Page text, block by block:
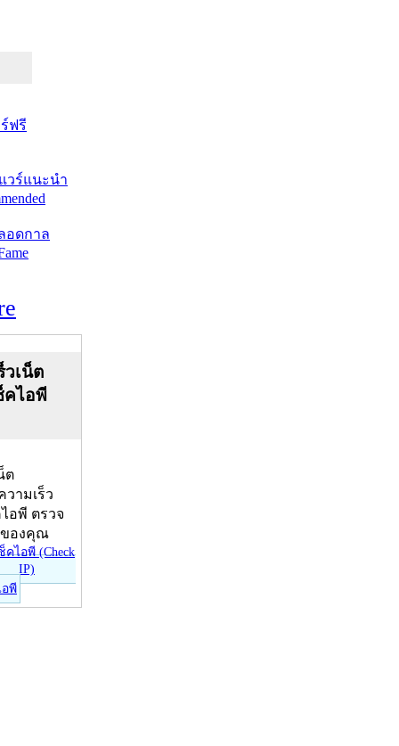
ฟรี
วร์แนะนำ
อดกาล
วเน็ต
คไอพี
ต
วามเร็ว
อพี ตรวจ
ของคุณ
อพี